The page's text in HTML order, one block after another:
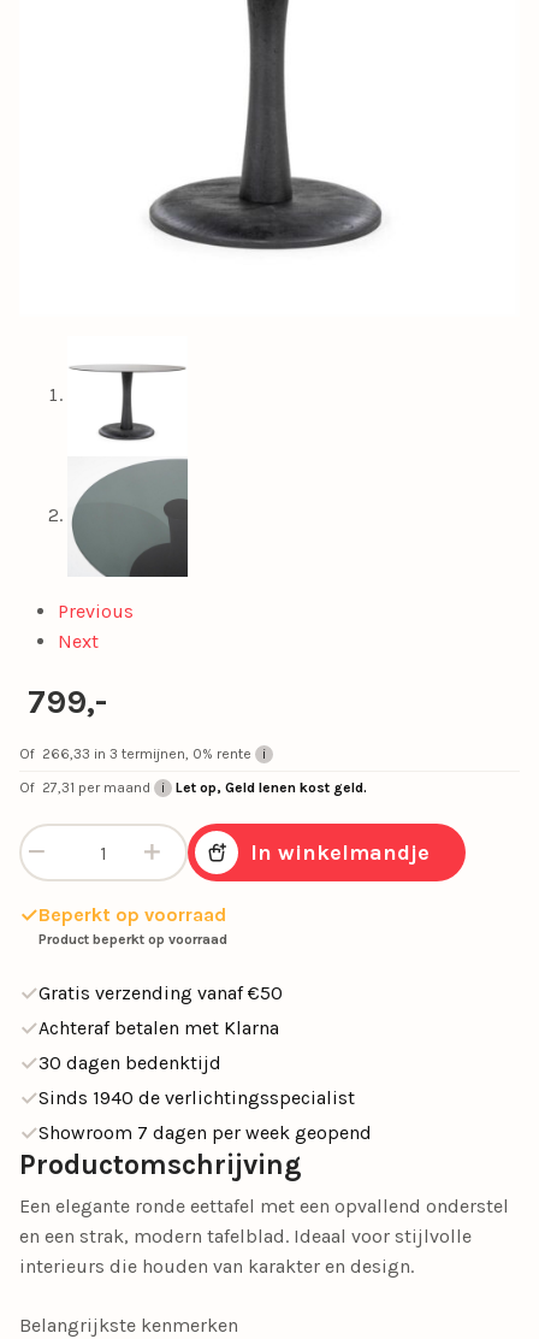
Previous
Next
799,-
Of 266,33 in 3 termijnen, 0% rente
Of 27,31 per maand Let op, Geld lenen kost geld.
Eetkamertafel “Boogie” – Zwart Ø130 cm aantal
In winkelmandje
Beperkt op voorraad
Product beperkt op voorraad
Gratis verzending vanaf €50
Achteraf betalen met Klarna
30 dagen bedenktijd
Sinds 1940 de verlichtingsspecialist
Showroom 7 dagen per week geopend
Productomschrijving
Een elegante ronde eettafel met een opvallend onderstel
en een strak, modern tafelblad. Ideaal voor stijlvolle
interieurs die houden van karakter en design.
Belangrijkste kenmerken